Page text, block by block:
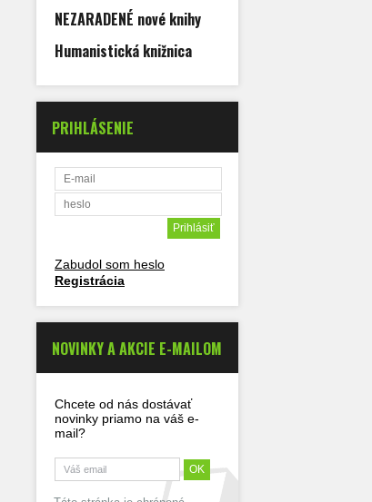
NEZARADENÉ nové knihy
Humanistická knižnica
PRIHLÁSENIE
Zabudol som heslo
Registrácia
NOVINKY A AKCIE E-MAILOM
Chcete od nás dostávať
novinky priamo na váš e-
mail?